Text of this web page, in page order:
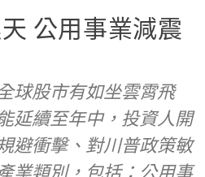
公用事業減震
球股市有如坐雲霄飛
延續至年中，投資人開
避衝擊、對川普政策敏
業類別，包括：公用事